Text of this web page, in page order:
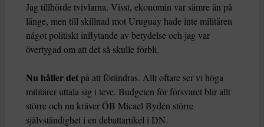
Jag tillhörde tvivlarna. Visst, ekonomin var sämre än på
länge, men till skillnad mot Uruguay hade inte militären
något politiskt inflytande av betydelse och jag var
övertygad om att det så skulle förbli.
Nu håller detpå att förändras. Allt oftare ser vi höga
militärer uttala sig i teve. Budgeten för försvaret blir allt
större och nu kräver ÖB Micael Bydén större
självständighet i en debattartikel i DN.